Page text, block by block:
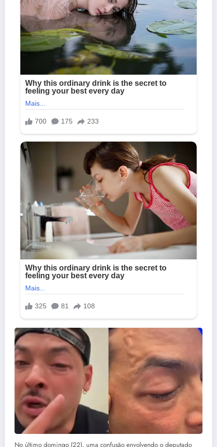
No último domingo (22), uma confusão envolvendo o deputado